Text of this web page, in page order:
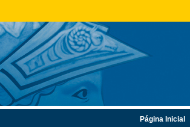
Página Inicial